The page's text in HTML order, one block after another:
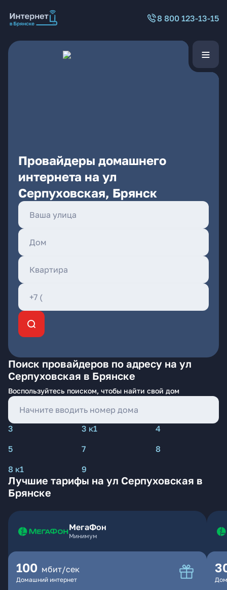
8 800 123-13-15
Провайдеры домашнего
интернета на ул
Серпуховская, Брянск
Поиск провайдеров по адресу на ул
Серпуховская в Брянске
Воспользуйтесь поиском, чтобы найти свой дом
3 3 к1
4
5
7
8
8 к1
9
Лучшие тарифы на ул Серпуховская в
Брянске
МегаФон
Минимум
100 мбит/сек
Домашний интернет